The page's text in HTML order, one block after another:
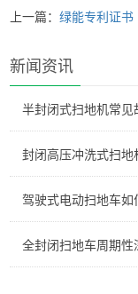
上一篇：绿能专利证书
新闻资讯
半封闭式扫地机常见
封闭高压冲洗式扫地
驾驶式电动扫地车如
全封闭扫地车周期性